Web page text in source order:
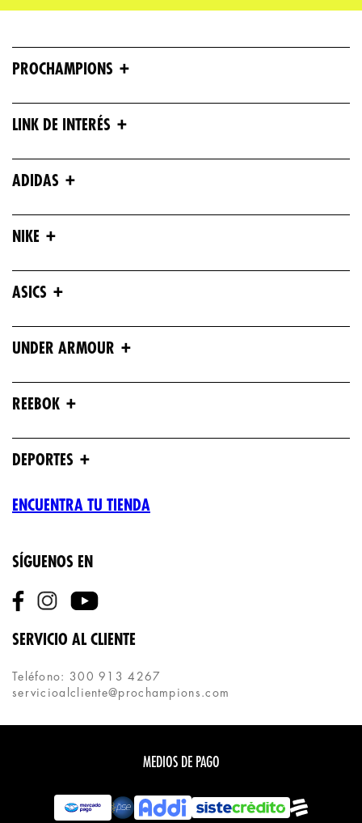
PROCHAMPIONS +
LINK DE INTERÉS +
ADIDAS +
NIKE +
ASICS +
UNDER ARMOUR +
REEBOK +
DEPORTES +
ENCUENTRA TU TIENDA
SÍGUENOS EN
SERVICIO AL CLIENTE
Teléfono: 300 913 4267
servicioalcliente@prochampions.com
MEDIOS DE PAGO